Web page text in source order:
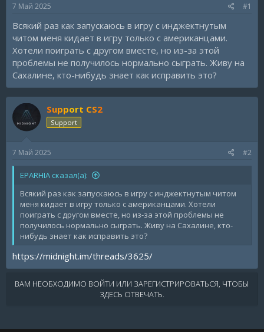
м
а
7 Май 2025 #1
Всякий раз как запускаюсь в игру с инджектнутым
читом меня кидает в игру только с американцами.
Хотели поиграть с другом вместе, но из-за этой
проблемы не получилось нормально сыграть. Живу на
Сахалине, кто-нибудь знает как исправить это?
Support CS2
Support
7 Май 2025 #2
EPARHIA сказал(а):
Всякий раз как запускаюсь в игру с инджектнутым читом
меня кидает в игру только с американцами. Хотели
поиграть с другом вместе, но из-за этой проблемы не
получилось нормально сыграть. Живу на Сахалине, кто-
нибудь знает как исправить это?
https://midnight.im/threads/3625/
ВАМ НЕОБХОДИМО ВОЙТИ ИЛИ ЗАРЕГИСТРИРОВАТЬСЯ, ЧТОБЫ
ЗДЕСЬ ОТВЕЧАТЬ.